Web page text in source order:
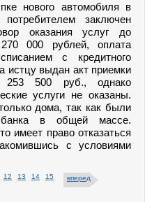
нового автомобиля в
заключен
оказания услуг до
000 рублей, оплата
с кредитного
истцу выдан акт приемки
500 руб., однако
услуги не оказаны.
дома, так как были
банка в общей массе.
имеет право отказаться
с условиями
12 13 14 15 вперед